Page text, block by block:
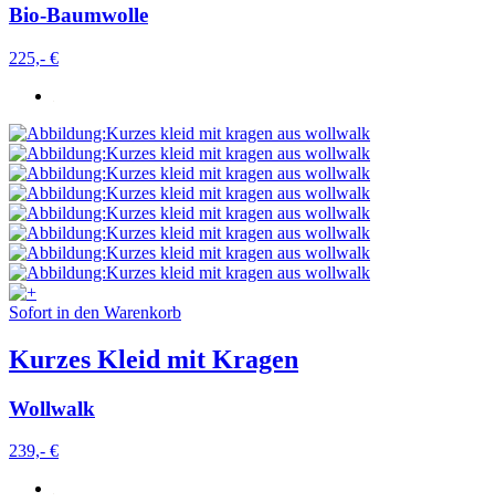
Bio-Baumwolle
225,- €
Sofort in den Warenkorb
Kurzes Kleid mit Kragen
Wollwalk
239,- €